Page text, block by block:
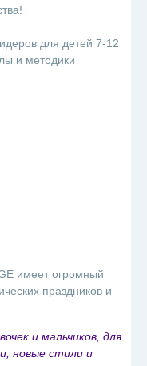
для детей 7-12
и методики
имеет огромный
праздников и
и мальчиков, для
новые стили и